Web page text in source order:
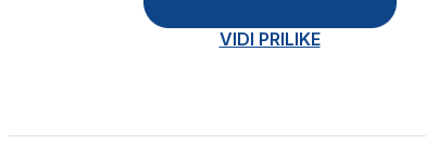
VIDI PRILIKE